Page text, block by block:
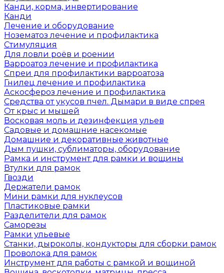
Канди, корма, инвертирование
Канди
Лечение и оборудование
Нозематоз лечение и профилактика
Стимуляция
Для ловли роёв и роении
Варроатоз лечение и профилактика
Спреи для профилактики варроатоза
Гнилец лечение и профилактика
Аскосфероз лечение и профилактика
Средства от укусов пчел. Дымари в виде спрея
От крыс и мышей
Восковая моль и дезинфекция ульев
Садовые и домашние насекомые
Домашние и декоративные животные
Дым пушки, сублиматоры, оборудование
Рамка и инструмент для рамки и вощины
Втулки для рамок
Гвозди
Держатели рамок
Мини рамки для нуклеусов
Пластиковые рамки
Разделители для рамок
Саморезы
Рамки ульевые
Станки, дыроколы, кондукторы для сборки рамок
Проволока для рамок
Инструмент для работы с рамкой и вощиной